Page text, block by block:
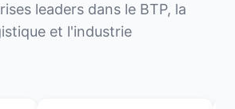
leaders dans le BTP, la
et l'industrie